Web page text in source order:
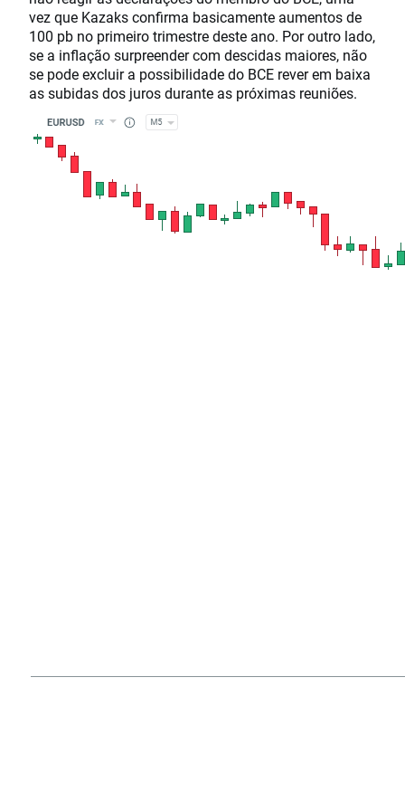
vez que Kazaks confirma basicamente aumentos de
100 pb no primeiro trimestre deste ano. Por outro lado,
se a inflação surpreender com descidas maiores, não
se pode excluir a possibilidade do BCE rever em baixa
as subidas dos juros durante as próximas reuniões.